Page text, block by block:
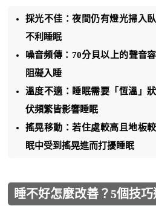
採光不佳：夜間仍有燈光掃入
不利睡眠
噪音頻傳：70分貝以上的聲音
阻礙入睡
溫度不適：睡眠需要「恆溫」
伏頻繁皆影響睡眠
搖晃移動：若住處較高且地板
眠中受到搖晃進而打擾睡眠
睡不好怎麼改善？5個技